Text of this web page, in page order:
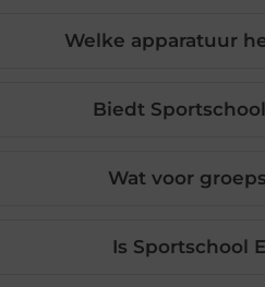
Welke apparatuur
Biedt
Wat voor
Is Sportschool